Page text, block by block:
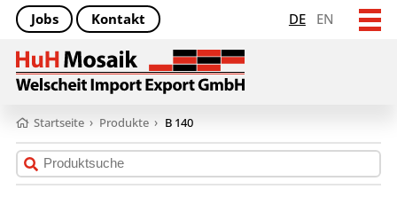
DE EN
Jobs Kontakt
Startseite › Produkte › B 140